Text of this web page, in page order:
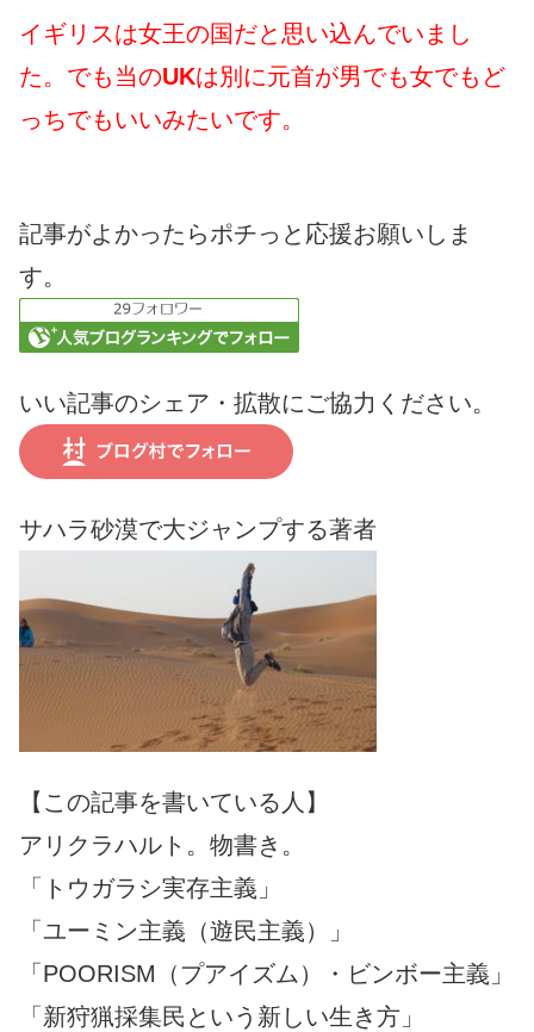
イギリスは女王の国だと思い込んでいまし
た。でも当のUKは別に元首が男でも女でもど
っちでもいいみたいです。
記事がよかったらポチっと応援お願いしま
す。
いい記事のシェア・拡散にご協力ください。
サハラ砂漠で大ジャンプする著者
【この記事を書いている人】
アリクラハルト。物書き。
「トウガラシ実存主義」
「ユーミン主義（遊民主義）」
「POORISM（プアイズム）・ビンボー主義」
「新狩猟採集民という新しい生き方」